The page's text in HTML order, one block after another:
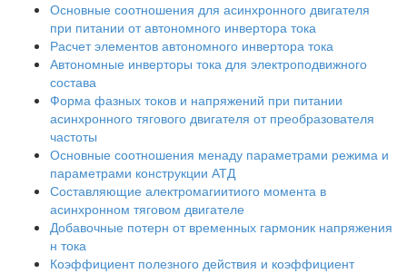
Основные соотношения для асинхронного двигателя
при питании от автономного инвертора тока
Расчет элементов автономного инвертора тока
Автономные инверторы тока для электроподвижного
состава
Форма фазных токов и напряжений при питании
асинхронного тягового двигателя от преобразователя
частоты
Основные соотношения менаду параметрами режима и
параметрами конструкции АТД
Составляющие алектромагиитиого момента в
асинхронном тяговом двигателе
Добавочные потерн от временных гармоник напряжения
н тока
Коэффициент полезного действия и коэффициент